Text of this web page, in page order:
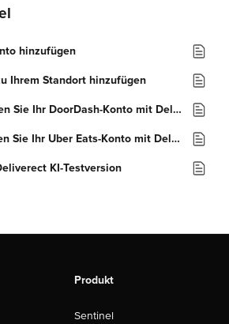
hinzufügen
Ihrem Standort hinzufügen
DoorDash: Integrieren Sie Ihr DoorDash-Konto mit Deliverect
Uber Eats: Integrieren Sie Ihr Uber Eats-Konto mit Deliverect
KI-Testversion
Produkt
Sentinel